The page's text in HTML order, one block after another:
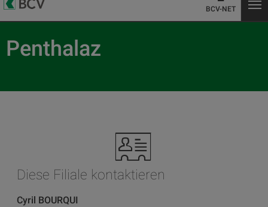
BCV-NET
Penthalaz
Diese Filiale kontaktieren
Cyril BOURQUI